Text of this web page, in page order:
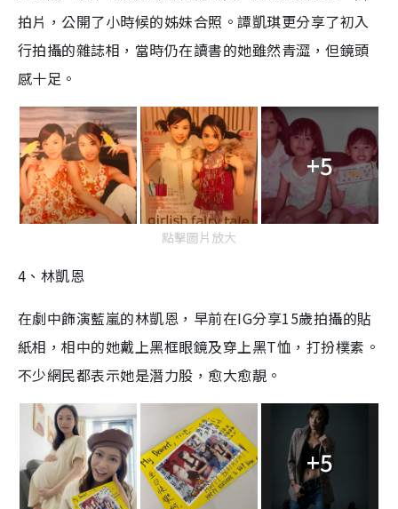
拍片，公開了小時候的姊妹合照。譚凱琪更分享了初入
行拍攝的雜誌相，當時仍在讀書的她雖然青澀，但鏡頭
感十足。
+5
點擊圖片放大
4 、林凱恩
在劇中飾演藍嵐的林凱恩，早前在IG分享15歲拍攝的貼
紙相，相中的她戴上黑框眼鏡及穿上黑T恤，打扮樸素。
不少網民都表示她是潛力股，愈大愈靚。
+5